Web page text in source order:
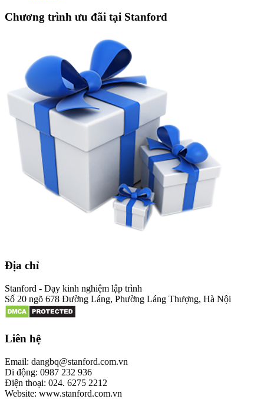
Chương trình ưu đãi tại Stanford
Địa chỉ
Stanford - Dạy kinh nghiệm lập trình
Số 20 ngõ 678 Đường Láng, Phường Láng Thượng, Hà Nội
Liên hệ
Email: dangbq@stanford.com.vn
Di động: 0987 232 936
Điện thoại: 024. 6275 2212
Website: www.stanford.com.vn